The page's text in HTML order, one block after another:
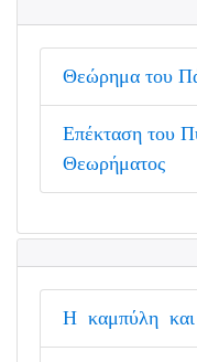
Θεώρημα του
Επέκταση του
Θεωρήματος
Η καμπύλη και